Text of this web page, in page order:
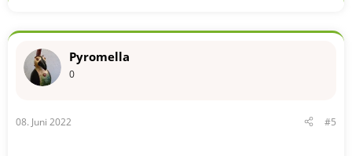
Pyromella
0
08. Juni 2022 #5